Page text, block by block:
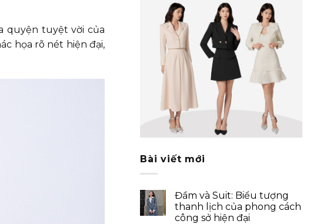
quyện tuyệt vời của
họa rõ nét hiện đại,
Bài viết mới
Đầm và Suit: Biểu tượng
thanh lịch của phong cách
công sở hiện đại